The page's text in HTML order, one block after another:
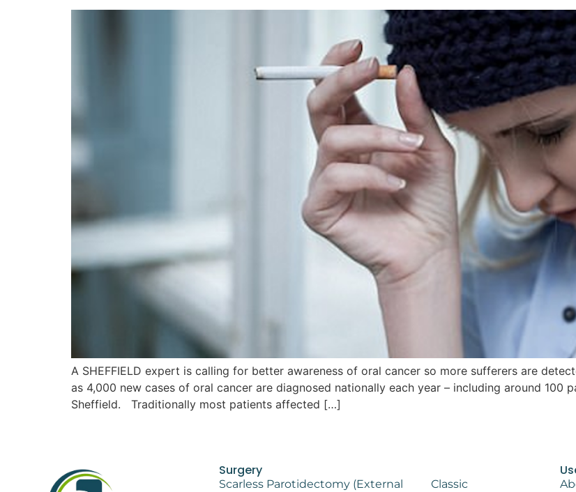
A SHEFFIELD expert is calling for better awareness of oral cancer so more sufferers are
as 4,000 new cases of oral cancer are diagnosed nationally each year – including around 100
Sheffield. Traditionally most patients affected […]
Surgery
Scarless Parotidectomy (External Classic